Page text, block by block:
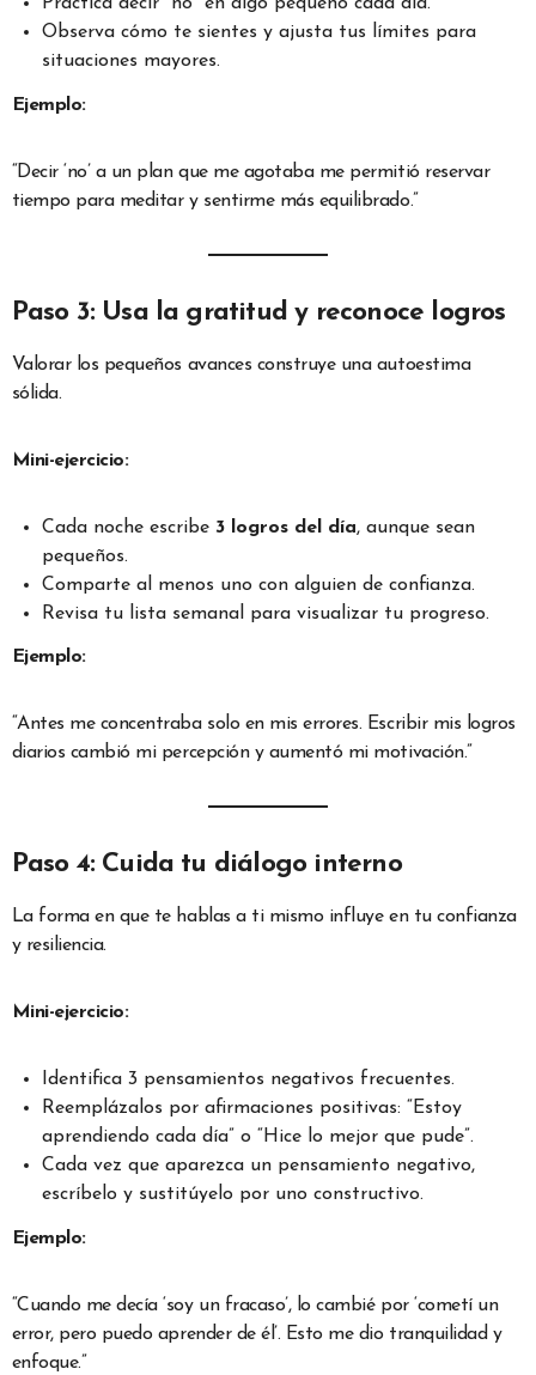
Observa cómo te sientes y ajusta tus límites para
situaciones mayores.
Ejemplo:
“Decir ‘no’ a un plan que me agotaba me permitió reservar
tiempo para meditar y sentirme más equilibrado.”
Paso 3: Usa la gratitud y reconoce logros
Valorar los pequeños avances construye una autoestima
sólida.
Mini-ejercicio:
Cada noche escribe 3 logros del día, aunque sean
pequeños.
Comparte al menos uno con alguien de confianza.
Revisa tu lista semanal para visualizar tu progreso.
Ejemplo:
“Antes me concentraba solo en mis errores. Escribir mis logros
diarios cambió mi percepción y aumentó mi motivación.”
Paso 4: Cuida tu diálogo interno
La forma en que te hablas a ti mismo influye en tu confianza
y resiliencia.
Mini-ejercicio:
Identifica 3 pensamientos negativos frecuentes.
Reemplázalos por afirmaciones positivas: “Estoy
aprendiendo cada día” o “Hice lo mejor que pude”.
Cada vez que aparezca un pensamiento negativo,
escríbelo y sustitúyelo por uno constructivo.
Ejemplo:
“Cuando me decía ‘soy un fracaso’, lo cambié por ‘cometí un
error, pero puedo aprender de él’. Esto me dio tranquilidad y
enfoque.”